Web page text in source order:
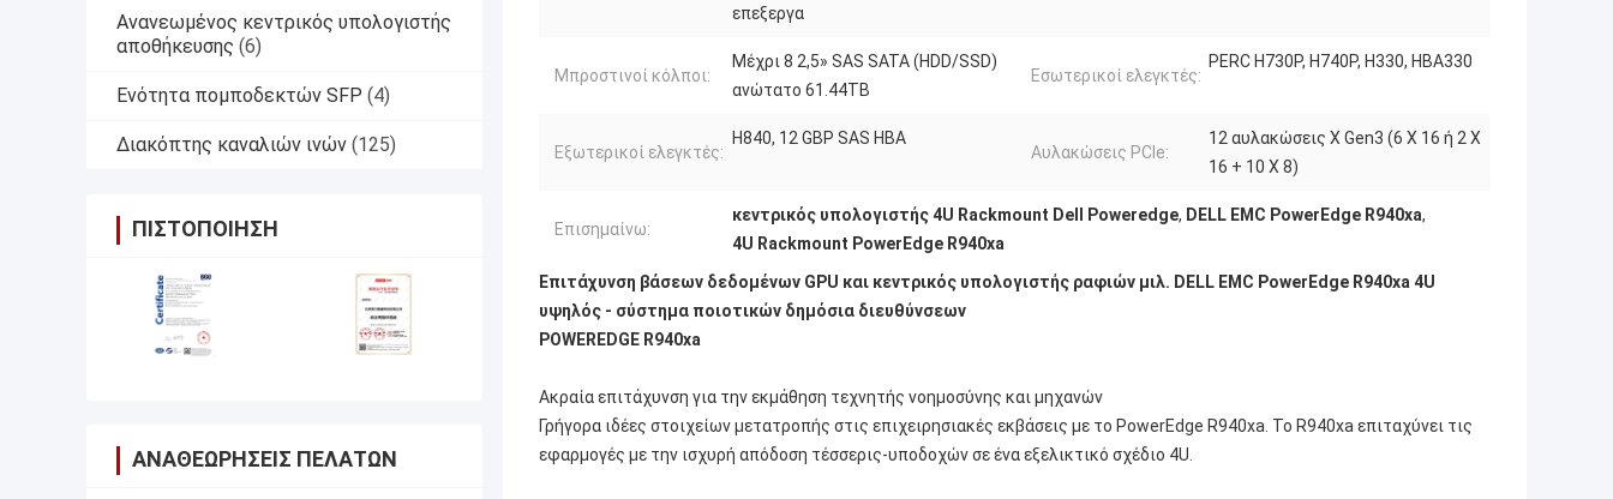
Ανανεωμένος κεντρικός υπολογιστής
αποθήκευσης (6)
Ενότητα πομποδεκτών SFP (4)
Διακόπτης καναλιών ινών (125)
ΠΙΣΤΟΠΟΊΗΣΗ
ΑΝΑΘΕΩΡΉΣΕΙΣ ΠΕΛΑΤΏΝ
επεξεργα
Μπροστινοί κόλποι:
Μέχρι 8 2,5» SAS SATA (HDD/SSD)
ανώτατο 61.44TB
Εσωτερικοί ελεγκτές:
PERC H730P, H740P, H330, HBA330
Εξωτερικοί ελεγκτές:
H840, 12 GBP SAS HBA
Αυλακώσεις PCle:
12 αυλακώσεις Χ Gen3 (6 X 16 ή 2 X
16 + 10 X 8)
Επισημαίνω:
κεντρικός υπολογιστής 4U Rackmount Dell Poweredge, DELL EMC PowerEdge R940xa,
4U Rackmount PowerEdge R940xa
Επιτάχυνση βάσεων δεδομένων GPU και κεντρικός υπολογιστής ραφιών μιλ. DELL EMC PowerEdge R940xa 4U
υψηλός - σύστημα ποιοτικών δημόσια διευθύνσεων
POWEREDGE R940xa
Ακραία επιτάχυνση για την εκμάθηση τεχνητής νοημοσύνης και μηχανών
Γρήγορα ιδέες στοιχείων μετατροπής στις επιχειρησιακές εκβάσεις με το PowerEdge R940xa. Το R940xa επιταχύνει τις
εφαρμογές με την ισχυρή απόδοση τέσσερις-υποδοχών σε ένα εξελικτικό σχέδιο 4U.